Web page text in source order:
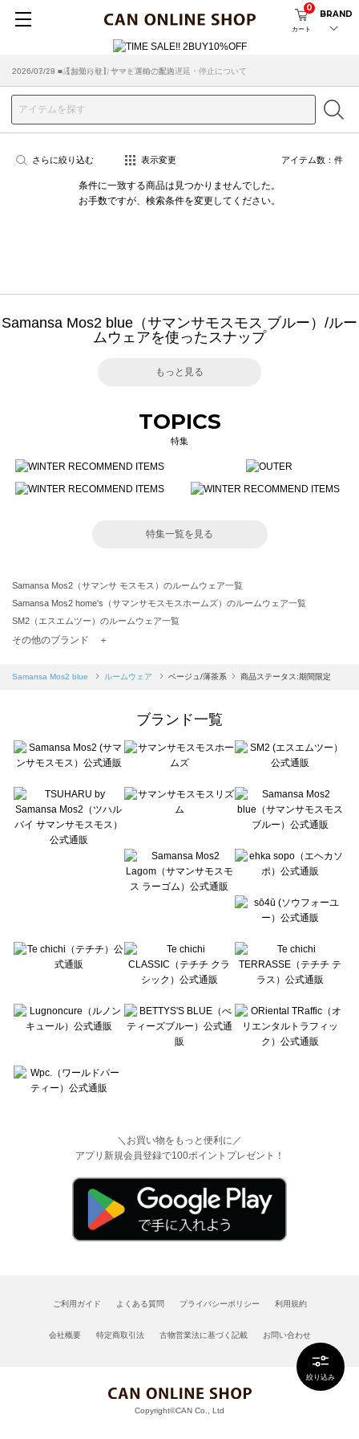
カート
0
BRAND
2026/07/29 ■【お知らせ】ヤマト運輸の配送遅延・停止について
2026/03/18 ■店舗受け取りサービスのご案内
絞り込み
さらに絞り込む 表示変更 アイテム数： 件
条件に一致する商品は見つかりませんでした。
お手数ですが、検索条件を変更してください。
Samansa Mos2 blue（サマンサモスモス ブルー）/ルー
ムウェアを使ったスナップ
もっと見る
TOPICS
特集
特集一覧を見る
Samansa Mos2（サマンサ モスモス）のルームウェア一覧
Samansa Mos2 home's（サマンサモスモスホームズ）のルームウェア一覧
SM2（エスエムツー）のルームウェア一覧
TSUHARU by Samansa Mos2（ツハルバイサマンサモスモス）のルームウェア一覧
Samansa Mos2 blue（サマンサモスモス ブルー）のルームウェア一覧
sō4ū（ソウフォーユー）のルームウェア一覧
Te chichi（テチチ）のルームウェア一覧
Te chichi CLASSIC（テチチ クラシック）のルームウェア一覧
Lugnoncure（ルノンキュール）のルームウェア一覧
BETTY'S BLUE（べティーズブルー）のルームウェア一覧
Wpc.（ワールドパーティー）のルームウェア一覧
その他のブランド ＋
Samansa Mos2 blue ルームウェア ベージュ/薄茶系 商品ステータス:期間限定
ブランド一覧
＼お買い物をもっと便利に／
アプリ新規会員登録で100ポイントプレゼント！
ご利用ガイド よくある質問 プライバシーポリシー 利用規約
会社概要 特定商取引法 古物営業法に基づく記載 お問い合わせ
Copyright©CAN Co., Ltd